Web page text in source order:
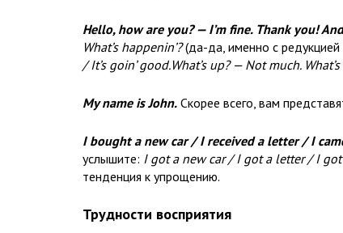
Hello, how are you? — I’m fine. Тhank you!
What’s happenin’?(да-да, именно с
/ It’s goin’ good.What’s up? — Not much.
My name is John. Скорее всего, вам
I bought a new car / I received a letter / I
услышите: I got a new car / I got a letter / I
тенденция к упрощению.
Трудности восприятия